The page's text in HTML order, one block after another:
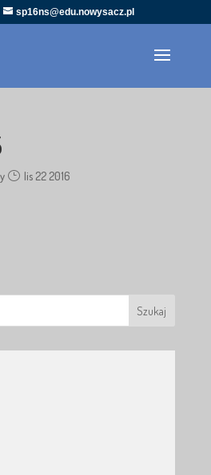
sp16ns@edu.nowysacz.pl
lis 22 2016